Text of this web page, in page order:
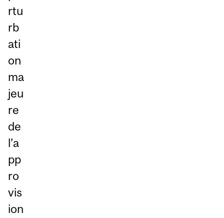
rtu
rb
ati
on
ma
jeu
re
de
l’a
pp
ro
vis
ion